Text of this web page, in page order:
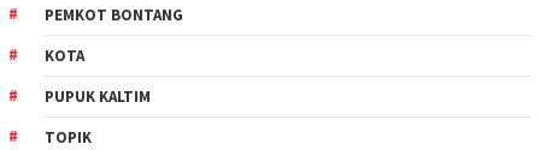
PEMKOT BONTANG
KOTA
PUPUK KALTIM
TOPIK